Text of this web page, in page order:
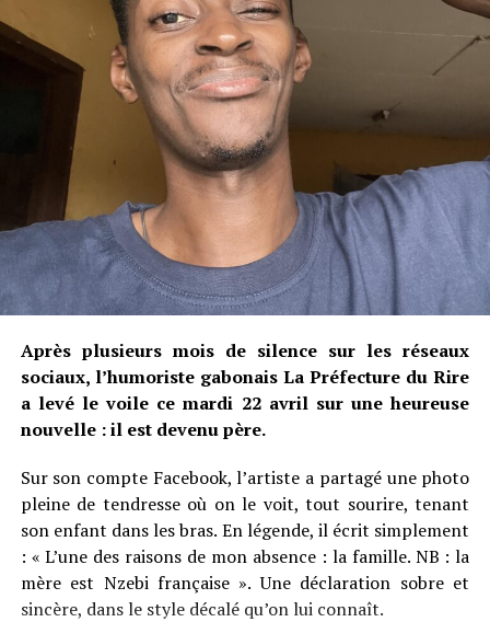
Après plusieurs mois de silence sur les réseaux
sociaux, l’humoriste gabonais La Préfecture du Rire
a levé le voile ce mardi 22 avril sur une heureuse
nouvelle : il est devenu père.
Sur son compte Facebook, l’artiste a partagé une photo
pleine de tendresse où on le voit, tout sourire, tenant
son enfant dans les bras. En légende, il écrit simplement
: « L’une des raisons de mon absence : la famille. NB : la
mère est Nzebi française ». Une déclaration sobre et
sincère, dans le style décalé qu’on lui connaît.